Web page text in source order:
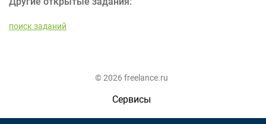
поиск заданий
© 2026 freelance.ru
Сервисы